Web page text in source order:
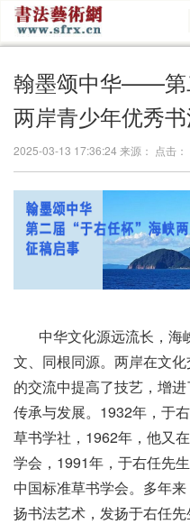
翰墨颂中华——第
两岸青少年优秀
2025-03-13 17:36:24 来源： 点击：
中华文化源远流长，海
文、同根同源。两岸在文
的交流中提高了技艺，增
传承与发展。1932年，于
草书学社，1962年，他又
学会，1991年，于右任先
中国标准草书学会。多年
扬书法艺术，发扬于右任